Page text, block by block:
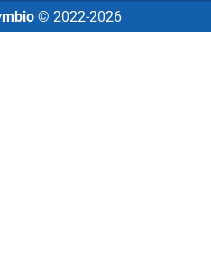
© 2022-2026